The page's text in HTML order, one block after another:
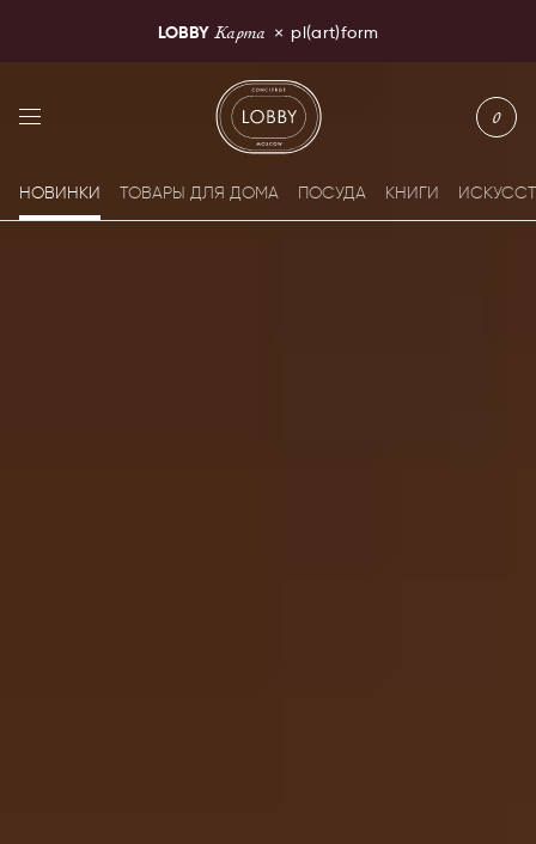
LOBBY Карта × pl(art)form
LOBBY Moscow
0
НОВИНКИ ТОВАРЫ ДЛЯ ДОМА ПОСУДА КНИГИ